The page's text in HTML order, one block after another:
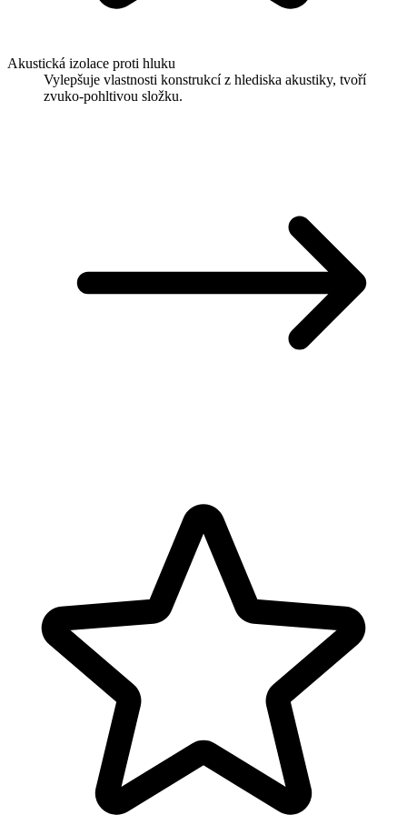
Akustická izolace proti hluku
Vylepšuje vlastnosti konstrukcí z hlediska akustiky, tvoří
zvuko-pohltivou složku.